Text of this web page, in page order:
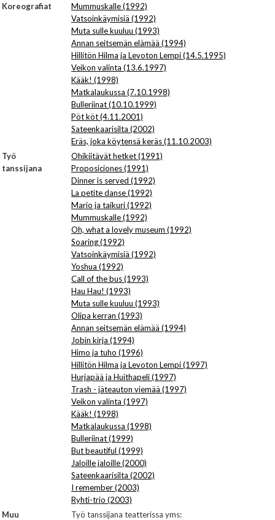
Koreografiat
Mummuskalle (1992)
Vatsoinkäymisiä (1992)
Muta sulle kuuluu (1993)
Annan seitsemän elämää (1994)
Hillitön Hilma ja Levoton Lempi (14.5.1995)
Veikon valinta (13.6.1997)
Kääk! (1998)
Matkalaukussa (7.10.1998)
Bulleriinat (10.10.1999)
Pöt köt (4.11.2001)
Sateenkaarisilta (2002)
Eräs, joka köytensä keräs (11.10.2003)
Työ
tanssijana
Ohikiitävät hetket (1991)
Proposiciones (1991)
Dinner is served (1992)
La petite danse (1992)
Mario ja taikuri (1992)
Mummuskalle (1992)
Oh, what a lovely museum (1992)
Soaring (1992)
Vatsoinkäymisiä (1992)
Yoshua (1992)
Call of the bus (1993)
Hau Hau! (1993)
Muta sulle kuuluu (1993)
Olipa kerran (1993)
Annan seitsemän elämää (1994)
Jobin kirja (1994)
Himo ja tuho (1996)
Hillitön Hilma ja Levoton Lempi (1997)
Hurjapää ja Huithapeli (1997)
Trash - jäteauton viemää (1997)
Veikon valinta (1997)
Kääk! (1998)
Matkalaukussa (1998)
Bulleriinat (1999)
But beautiful (1999)
Jaloille jaloille (2000)
Sateenkaarisilta (2002)
I remember (2003)
Ryhti-trio (2003)
Muu
Työ tanssijana teatterissa yms: